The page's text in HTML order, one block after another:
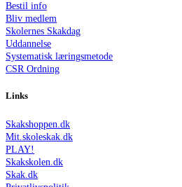
Bestil info
Bliv medlem
Skolernes Skakdag
Uddannelse
Systematisk læringsmetode
CSR Ordning
Links
Skakshoppen.dk
Mit.skoleskak.dk
PLAY!
Skakskolen.dk
Skak.dk